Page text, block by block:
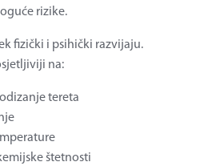
rizike.
fizički i psihički razvijaju.
na:
tereta
štetnosti